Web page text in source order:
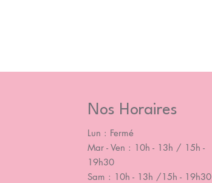
Nos Horaires
Lun : Fermé
Mar - Ven : 10h - 13h / 15h -
19h30
Sam : 10h - 13h /15h - 19h30